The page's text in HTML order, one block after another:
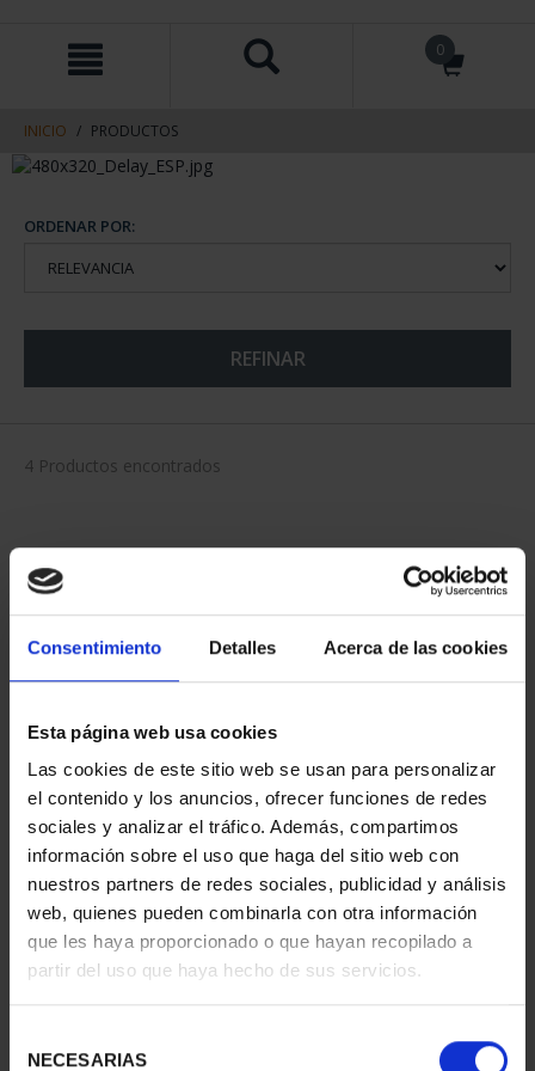
Consentimiento Detalles Acerca de las cookies
Esta página web usa cookies
Las cookies de este sitio web se usan para personalizar
el contenido y los anuncios, ofrecer funciones de redes
sociales y analizar el tráfico. Además, compartimos
información sobre el uso que haga del sitio web con
nuestros partners de redes sociales, publicidad y análisis
web, quienes pueden combinarla con otra información
que les haya proporcionado o que hayan recopilado a
partir del uso que haya hecho de sus servicios.
NECESARIAS
contenido
navegacin
0
INICIO PRODUCTOS
ORDENAR POR:
REFINAR
4 Productos encontrados
CIUDADES PATRIMONIO
III - TARRAGONA
73,00 €
CIUDADES PATRIMONIO
III - SEGOVIA
73,00 €